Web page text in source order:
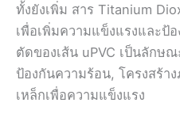
ทั้งยังเพิ่ม สาร Titanium
เพื่อเพิ่มความแข็งแรงและป้
ตัดของเส้น uPVC เป็นลักษ
ป้องกันความร้อน, โครงสร้า
เหล็กเพื่อความแข็งแรง